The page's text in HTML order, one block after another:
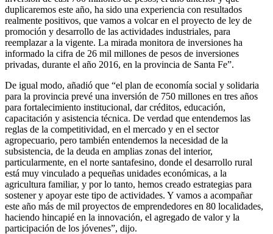
duplicaremos este año, ha sido una experiencia con resultados
realmente positivos, que vamos a volcar en el proyecto de ley de
promoción y desarrollo de las actividades industriales, para
reemplazar a la vigente. La mirada monitora de inversiones ha
informado la cifra de 26 mil millones de pesos de inversiones
privadas, durante el año 2016, en la provincia de Santa Fe”.
De igual modo, añadió que “el plan de economía social y solidaria
para la provincia prevé una inversión de 750 millones en tres años
para fortalecimiento institucional, dar créditos, educación,
capacitación y asistencia técnica. De verdad que entendemos las
reglas de la competitividad, en el mercado y en el sector
agropecuario, pero también entendemos la necesidad de la
subsistencia, de la deuda en amplias zonas del interior,
particularmente, en el norte santafesino, donde el desarrollo rural
está muy vinculado a pequeñas unidades económicas, a la
agricultura familiar, y por lo tanto, hemos creado estrategias para
sostener y apoyar este tipo de actividades. Y vamos a acompañar
este año más de mil proyectos de emprendedores en 80 localidades,
haciendo hincapié en la innovación, el agregado de valor y la
participación de los jóvenes”, dijo.